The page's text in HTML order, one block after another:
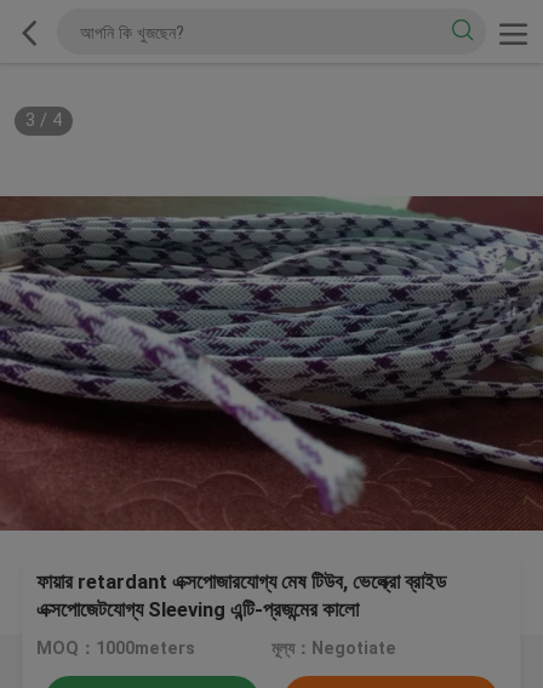
3 / 4
ফায়ার retardant এক্সপোজারযোগ্য মেষ টিউব, ভেল্ক্রো ব্রাইড
এক্সপোজেটযোগ্য Sleeving এন্টি-প্রজন্মের কালো
MOQ：1000meters মূল্য：Negotiate